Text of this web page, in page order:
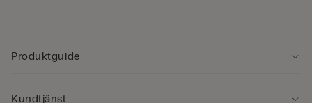
Produktguide
Kundtjänst